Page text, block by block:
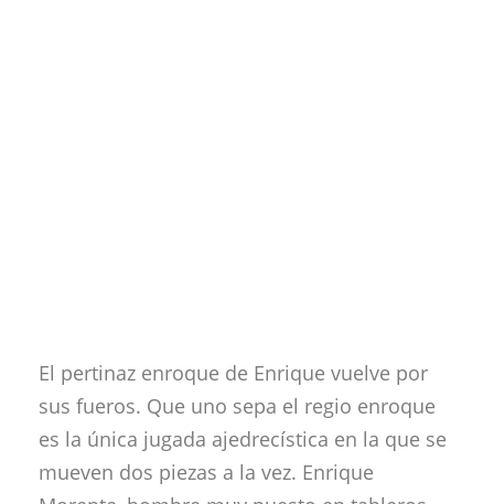
El pertinaz enroque de Enrique vuelve por
sus fueros. Que uno sepa el regio enroque
es la única jugada ajedrecística en la que se
mueven dos piezas a la vez. Enrique